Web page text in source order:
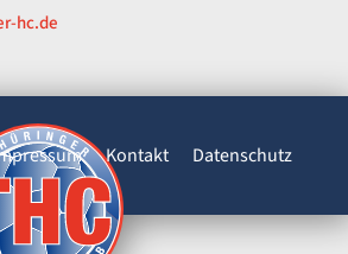
hc.de
Kontakt Datenschutz